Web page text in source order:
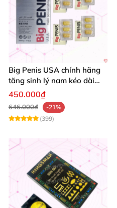
Big Penis USA chính hãng
tăng sinh lý nam kéo dài
thời gian cường dương hộp
450.000₫
646.000₫
-21%
(399)